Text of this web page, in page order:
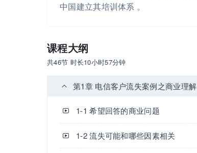
中国建立其培训体系 。
课程大纲
共46节 时长10小时57分钟
第1章 电信客户流失案例之商业理解
1-1 希望回答的商业问题
1-2 流失可能和哪些因素相关